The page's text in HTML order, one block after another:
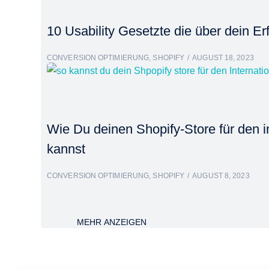
10 Usability Gesetzte die über dein
CONVERSION OPTIMIERUNG SHOPIFY AUGUST 18, 2023
Wie Du deinen Shopify-Store für den
kannst
CONVERSION OPTIMIERUNG, SHOPIFY AUGUST 8, 2023
MEHR ANZEIGEN